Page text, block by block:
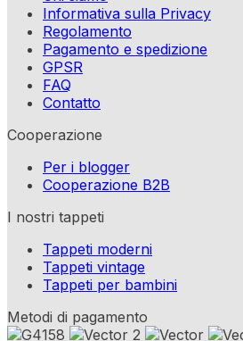
Informativa sulla Privacy
Regolamento
Pagamento e spedizione
GPSR
FAQ
Contatto
Cooperazione
Per i blogger
Cooperazione B2B
I nostri tappeti
Tappeti moderni
Tappeti vintage
Tappeti per bambini
Metodi di pagamento